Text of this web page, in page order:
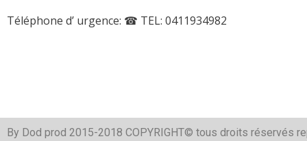
Téléphone d’ urgence: ☎ TEL: 0411934982
By Dod prod 2015-2018 COPYRIGHT© tous droits réservés